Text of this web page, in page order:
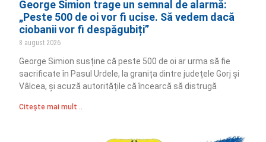
George Simion trage un semnal de alarmă:
„Peste 500 de oi vor fi ucise. Să vedem dacă
ciobanii vor fi despăgubiți”
8 august 2026
George Simion susține că peste 500 de oi ar urma să fie
sacrificate în Pasul Urdele, la granița dintre județele Gorj și
Vâlcea, și acuză autoritățile că încearcă să distrugă
Citește mai mult ..